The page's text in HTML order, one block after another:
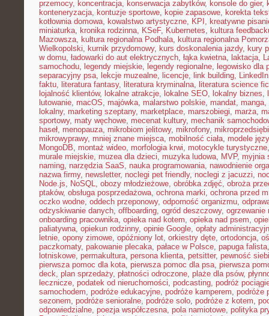
przemocy, koncentracja, konserwacja zabytków, konsole do gier,
konteneryzacja, kontuzje sportowe, kopie zapasowe, korekta
kotłownia domowa, kowalstwo artystyczne, KPI , kreatywne
miniaturka, kronika rodzinna, KSeF, Kubernetes, kultura
Mazowsza, kultura regionalna Podhala, kultura regionalna
Wielkopolski, kurnik przydomowy, kurs doskonalenia jazdy, kury
w domu, ładowarki do aut elektrycznych, łąka kwietna, laktacja,
samochodu, legendy miejskie, legendy regionalne, legowisko dla
separacyjny psa, lekcje muzealne, licencje, link building,
faktu, literatura fantasy, literatura kryminalna, literatura science
lojalność klientów, lokalne atrakcje, lokalne SEO, lokalny biznes,
lutowanie, macOS, majówka, malarstwo polskie, mandat, manga,
lokalny, marketing szeptany, marketplace, marszobiegi, marża,
sportowy, maty węchowe, mecenat kultury, mechanik
haseł, menopauza, mikrobiom jelitowy, mikrofony,
mikrowyprawy, mniej znane miejsca, mobilność ciała, modele
MongoDB, montaż wideo, morfologia krwi, motocykle turystyczne
murale miejskie, muzea dla dzieci, muzyka ludowa, MVP, myjnia
naming, narzędzia SaaS, nauka programowania, nawodnienie
nazwa firmy, newsletter, noclegi pet friendly, noclegi z jacuzzi,
Node.js, NoSQL, obozy młodzieżowe, obróbka zdjęć, obroża
ptaków, obsługa posprzedażowa, ochrona marki, ochrona przed
oczko wodne, oddech przeponowy, odporność organizmu,
odzyskiwanie danych, offboarding, ogród deszczowy, ogrzewanie
onboarding pracownika, opieka nad kotem, opieka nad psem,
paliatywna, opiekun rodzinny, opinie Google, opłaty
letnie, opony zimowe, opóźniony lot, orkiestry dęte, ortodoncja,
paczkomaty, pakowanie plecaka, pałace w Polsce, papuga falista
lotniskowe, permakultura, persona klienta, petsitter, pewność
pierwsza pomoc dla kota, pierwsza pomoc dla psa, pierwsza
deck, plan sprzedaży, płatności odroczone, plaże dla psów,
lecznicze, podatek od nieruchomości, podcasting, podróż
samochodem, podróże edukacyjne, podróże kamperem, podróże
sezonem, podróże senioralne, podróże solo, podróże z kotem,
odpowiedzialne, poezja współczesna, pola namiotowe, polityka